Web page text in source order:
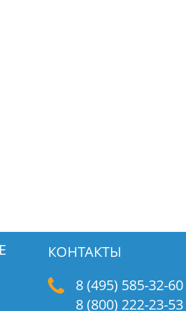
КОНТАКТЫ
8 (495) 585-32-60
8 (800) 222-23-53